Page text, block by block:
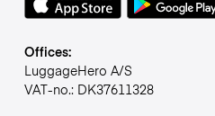
Offices:
LuggageHero A/S
VAT-no.: DK37611328